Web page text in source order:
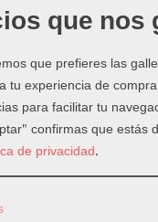
el ancho interior de
de
prueba el largo real
varias pasadas de
opciones enCinta de
que
que prefieres las
tu experiencia de
para facilitar tu
confirmas que estás
de privacidad.